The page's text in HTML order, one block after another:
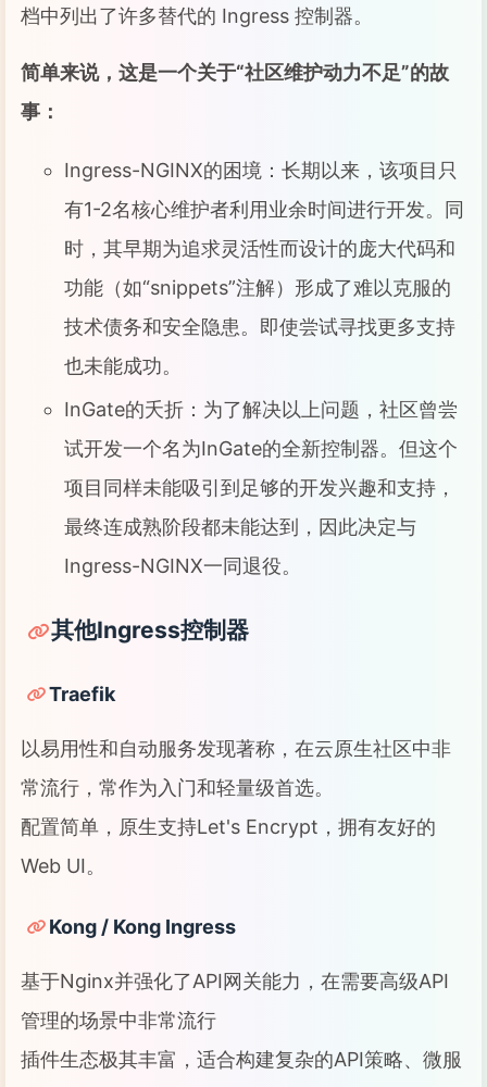
档中列出了许多替代的 Ingress 控制器。
简单来说，这是一个关于“社区维护动力不足”的故
事：
Ingress-NGINX的困境：长期以来，该项目只
有1-2名核心维护者利用业余时间进行开发。同
时，其早期为追求灵活性而设计的庞大代码和
功能（如“snippets”注解）形成了难以克服的
技术债务和安全隐患。即使尝试寻找更多支持
也未能成功。
InGate的夭折：为了解决以上问题，社区曾尝
试开发一个名为InGate的全新控制器。但这个
项目同样未能吸引到足够的开发兴趣和支持，
最终连成熟阶段都未能达到，因此决定与
Ingress-NGINX一同退役。
其他Ingress控制器
Traefik
以易用性和自动服务发现著称，在云原生社区中非
常流行，常作为入门和轻量级首选。
配置简单，原生支持Let's Encrypt，拥有友好的
Web UI。
Kong / Kong Ingress
基于Nginx并强化了API网关能力，在需要高级API
管理的场景中非常流行
插件生态极其丰富，适合构建复杂的API策略、微服